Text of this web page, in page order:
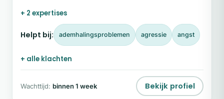
voor volwassenen, met een specialisatie in
hoogsensitiviteit (HSP) en burn-out.
+ 2 expertises
Helpt bij: ademhalingsproblemen agressie angst
+ alle klachten
Wachttijd: binnen 1 week Bekijk profiel